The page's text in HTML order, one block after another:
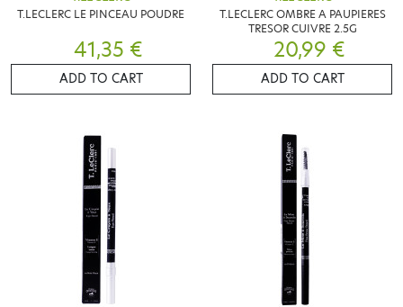
T.LECLERC LE PINCEAU POUDRE
41,35 €
ADD TO CART
T.LECLERC OMBRE A PAUPIERES
TRESOR CUIVRE 2.5G
20,99 €
ADD TO CART